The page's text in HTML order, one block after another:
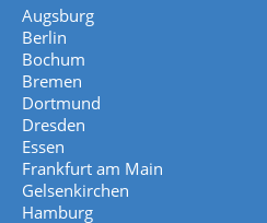
Augsburg
Berlin
Bochum
Bremen
Dortmund
Dresden
Essen
Frankfurt am Main
Gelsenkirchen
Hamburg